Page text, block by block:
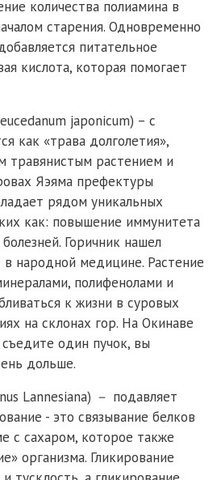
количества полиамина в
старения. Одновременно
питательное
кислота, которая помогает
japonicum) – с
как «трава долголетия»,
травянистым растением и
Яэяма префектуры
рядом уникальных
как: повышение иммунитета
Горичник нашел
народной медицине. Растение
полифенолами и
к жизни в суровых
на склонах гор. На Окинаве
один пучок, вы
дольше.
Lannesiana) － подавляет
- это связывание белков
с сахаром, которое также
организма. Гликирование